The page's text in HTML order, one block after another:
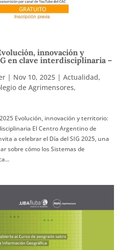
innovación y
en clave interdisciplinaria –
| Nov 10, 2025| Actualidad,
de Agrimensores,
Evolución, innovación y territorio:
El Centro Argentino de
a celebrar el Día del SIG 2025, una
sobre cómo los Sistemas de